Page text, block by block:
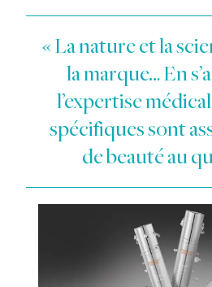
« La nature et la
la marque… En
l’expertise
spécifiques sont
de beauté au